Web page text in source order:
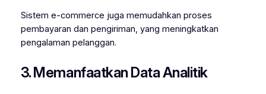
Sistem e-commerce juga memudahkan proses
pembayaran dan pengiriman, yang meningkatkan
pengalaman pelanggan.
3. Memanfaatkan Data Analitik